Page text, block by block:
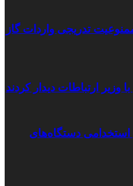
ممنوعیت تدریجی واردات گاز
وزیر ارتباطات دیدار کردند
استخدامی دستگاه‌های